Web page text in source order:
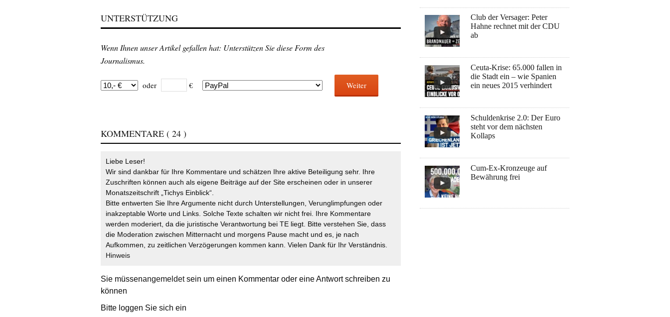
UNTERSTÜTZUNG
Wenn Ihnen unser Artikel gefallen hat: Unterstützen Sie diese Form des
Journalismus.
oder € Weiter
KOMMENTARE ( 24 )
Liebe Leser!
Wir sind dankbar für Ihre Kommentare und schätzen Ihre aktive Beteiligung sehr. Ihre
Zuschriften können auch als eigene Beiträge auf der Site erscheinen oder in unserer
Monatszeitschrift „Tichys Einblick“.
Bitte entwerten Sie Ihre Argumente nicht durch Unterstellungen, Verunglimpfungen oder
inakzeptable Worte und Links. Solche Texte schalten wir nicht frei. Ihre Kommentare
werden moderiert, da die juristische Verantwortung bei TE liegt. Bitte verstehen Sie, dass
die Moderation zwischen Mitternacht und morgens Pause macht und es, je nach
Aufkommen, zu zeitlichen Verzögerungen kommen kann. Vielen Dank für Ihr Verständnis.
Hinweis
Sie müssenangemeldetsein um einen Kommentar oder eine Antwort schreiben zu
können
Bitte loggen Sie sich ein
Club der Versager: Peter
Hahne rechnet mit der CDU
ab
Ceuta-Krise: 65.000 fallen in
die Stadt ein – wie Spanien
ein neues 2015 verhindert
Schuldenkrise 2.0: Der Euro
steht vor dem nächsten
Kollaps
Cum-Ex-Kronzeuge auf
Bewährung frei